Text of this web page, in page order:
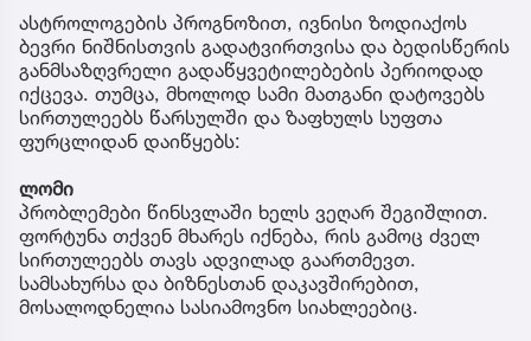
მასწავლებლის დედა
ასტროლოგების პროგნოზით, ივნისი ზოდიაქოს
ბევრი ნიშნისთვის გადატვირთვისა და ბედისწერის
განმსაზღვრელი გადაწყვეტილებების პერიოდად
იქცევა. თუმცა, მხოლოდ სამი მათგანი დატოვებს
სირთულეებს წარსულში და ზაფხულს სუფთა
ფურცლიდან დაიწყებს:
ლომი
პრობლემები წინსვლაში ხელს ვეღარ შეგიშლით.
ფორტუნა თქვენ მხარეს იქნება, რის გამოც ძველ
სირთულეებს თავს ადვილად გაართმევთ.
სამსახურსა და ბიზნესთან დაკავშირებით,
მოსალოდნელია სასიამოვნო სიახლეებიც.